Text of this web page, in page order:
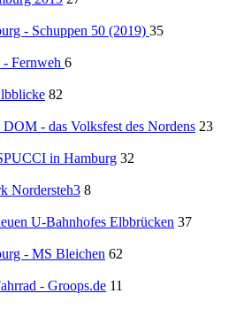
- Schuppen 50 (2019) 35
- Fernweh 6
82
- das Volksfest des Nordens 23
in Hamburg 32
Nordersteh3 8
U-Bahnhofes Elbbrücken 37
- MS Bleichen 62
- Groops.de 11